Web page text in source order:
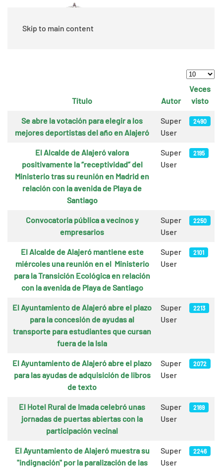
Skip to main content
Cantidad
Artículos
Título Autor
Veces
visto
Se abre la votación para elegir a los
mejores deportistas del año en Alajeró
Super
User
2490
El Alcalde de Alajeró valora
positivamente la “receptividad” del
Ministerio tras su reunión en Madrid en
relación con la avenida de Playa de
Santiago
Super
User
2195
Convocatoria pública a vecinos y
empresarios
Super
User
2250
El Alcalde de Alajeró mantiene este
miércoles una reunión en el Ministerio
para la Transición Ecológica en relación
con la avenida de Playa de Santiago
Super
User
2101
El Ayuntamiento de Alajeró abre el plazo
para la concesión de ayudas al
transporte para estudiantes que cursan
fuera de la Isla
Super
User
2213
El Ayuntamiento de Alajeró abre el plazo
para las ayudas de adquisición de libros
de texto
Super
User
2072
El Hotel Rural de Imada celebró unas
jornadas de puertas abiertas con la
participación vecinal
Super
User
2169
El Ayuntamiento de Alajeró muestra su
"indignación" por la paralización de las
Super
User
2246